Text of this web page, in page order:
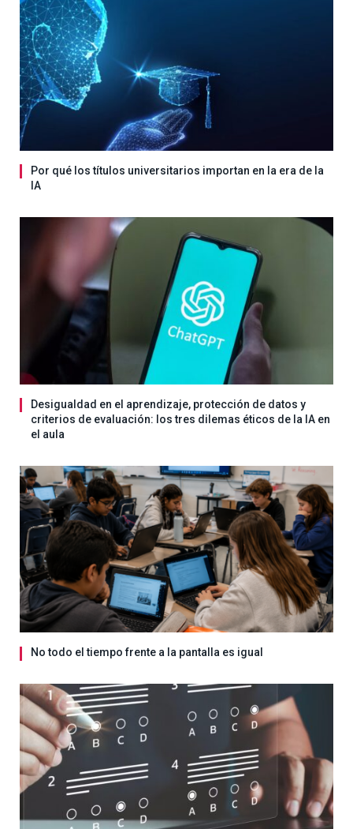
Por qué los títulos universitarios importan en la era de la
IA
Desigualdad en el aprendizaje, protección de datos y
criterios de evaluación: los tres dilemas éticos de la IA en
el aula
No todo el tiempo frente a la pantalla es igual